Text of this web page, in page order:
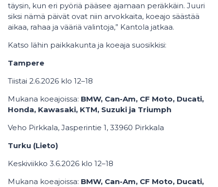
täysin, kun eri pyöriä pääsee ajamaan peräkkäin. Juuri
siksi nämä päivät ovat niin arvokkaita, koeajo säästää
aikaa, rahaa ja vääriä valintoja,” Kantola jatkaa.
Katso lähin paikkakunta ja koeaja suosikkisi:
Tampere
Tiistai 2.6.2026 klo 12–18
Mukana koeajoissa: BMW, Can-Am, CF Moto, Ducati,
Honda, Kawasaki, KTM, Suzuki ja Triumph
Veho Pirkkala, Jasperintie 1, 33960 Pirkkala
Turku (Lieto)
Keskiviikko 3.6.2026 klo 12–18
Mukana koeajoissa: BMW, Can-Am, CF Moto, Ducati,